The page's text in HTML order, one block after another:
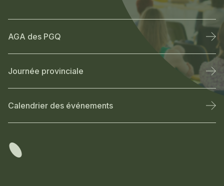
AGA des PGQ
Journée provinciale
Calendrier des événements